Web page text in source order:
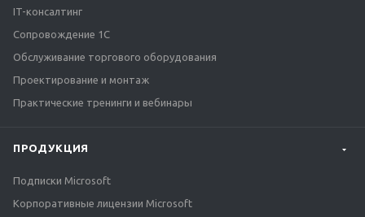
IT-консалтинг
Сопровождение 1С
Обслуживание торгового оборудования
Проектирование и монтаж
Практические тренинги и вебинары
ПРОДУКЦИЯ
Подписки Microsoft
Корпоративные лицензии Microsoft